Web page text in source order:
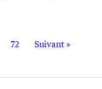
sont autant de
72 Suivant »